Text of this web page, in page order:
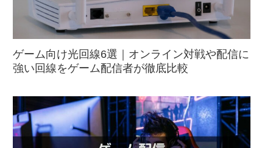
ゲーム向け光回線6選｜オンライン対戦や配信に
強い回線をゲーム配信者が徹底比較